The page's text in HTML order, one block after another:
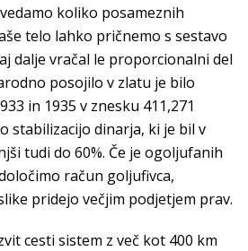
koliko posameznih
telo lahko pričnemo s sestavo
dalje vračal le proporcionalni del
posojilo v zlatu je bilo
in 1935 v znesku 411,271
stabilizacijo dinarja, ki je bil v
tudi do 60%. Če je ogoljufanih
račun goljufivca,
pridejo večjim podjetjem prav.
cesti sistem z več kot 400 km